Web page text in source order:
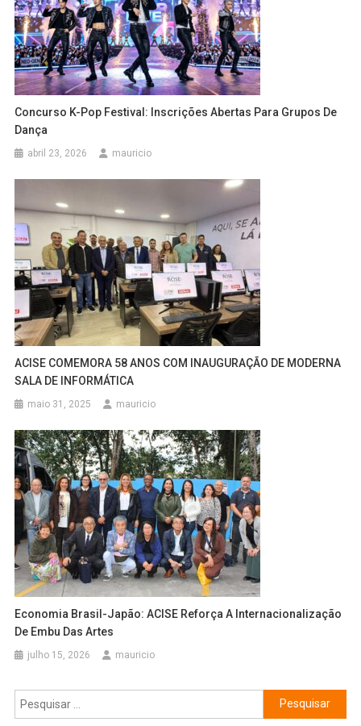
Concurso K-Pop Festival: Inscrições Abertas Para Grupos De
Dança
abril 23, 2026 mauricio
ACISE COMEMORA 58 ANOS COM INAUGURAÇÃO DE MODERNA
SALA DE INFORMÁTICA
maio 31, 2025 mauricio
Economia Brasil-Japão: ACISE Reforça A Internacionalização
De Embu Das Artes
julho 15, 2026 mauricio
Pesquisar
por: